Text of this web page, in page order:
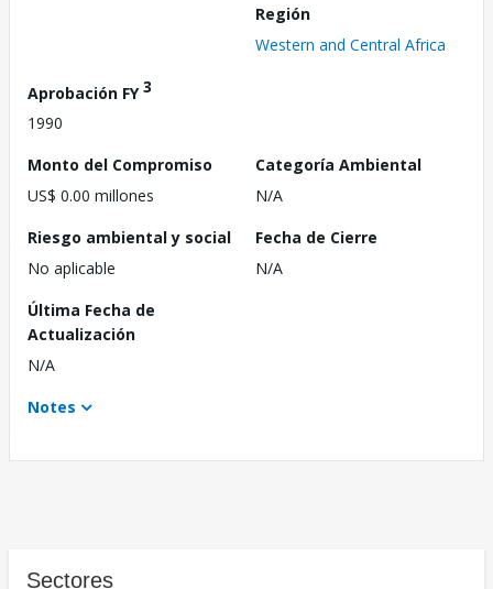
Región
Western and Central Africa
Aprobación FY3
1990
Monto del Compromiso
US$ 0.00 millones
Categoría Ambiental
N/A
Riesgo ambiental y social
No aplicable
Fecha de Cierre
N/A
Última Fecha de
Actualización
N/A
Notes
Sectores